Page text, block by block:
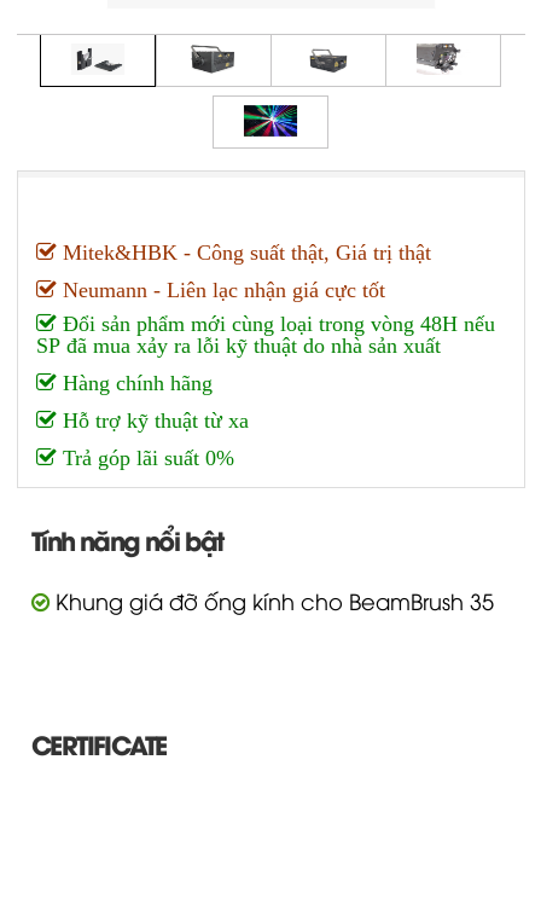
Mitek&HBK - Công suất thật, Giá trị thật
Neumann - Liên lạc nhận giá cực tốt
Đổi sản phẩm mới cùng loại trong vòng 48H nếu
SP đã mua xảy ra lỗi kỹ thuật do nhà sản xuất
Hàng chính hãng
Hỗ trợ kỹ thuật từ xa
Trả góp lãi suất 0%
Tính năng nổi bật
Khung giá đỡ ống kính cho BeamBrush 35
CERTIFICATE